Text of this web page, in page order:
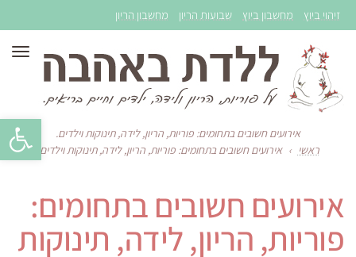
זיהוי ביוץ מחשבון ביוץ שבועות הריון מחשבון הריון
אירועים חשובים בתחומים: פוריות, הריון, לידה, תינוקות וילדים.
ראשי › אירועים חשובים בתחומים: פוריות, הריון, לידה, תינוקות וילדים.
אירועים חשובים בתחומים:
פוריות, הריון, לידה, תינוקות
פתח